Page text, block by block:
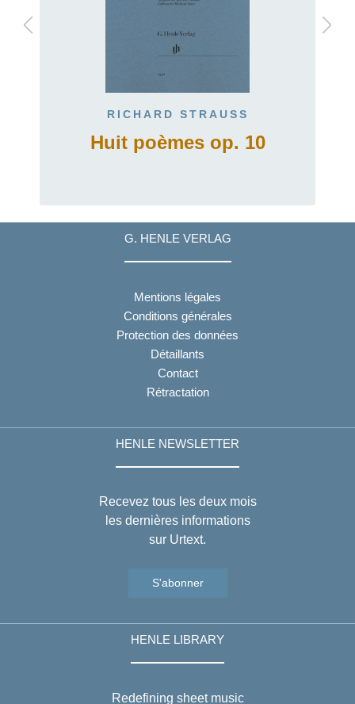
RICHARD STRAUSS
Huit poèmes op. 10
G. HENLE VERLAG
Mentions légales
Conditions générales
Protection des données
Détaillants
Contact
Rétractation
HENLE NEWSLETTER
Recevez tous les deux mois
les dernières informations
sur Urtext.
S'abonner
HENLE LIBRARY
Redefining sheet music